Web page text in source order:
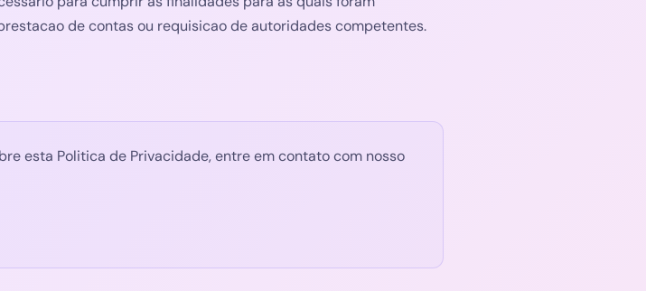
de contas ou requisicao de autoridades competentes.
esta Politica de Privacidade, entre em contato com nosso